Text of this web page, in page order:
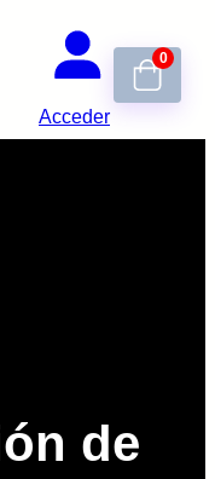
Acceder
0
de